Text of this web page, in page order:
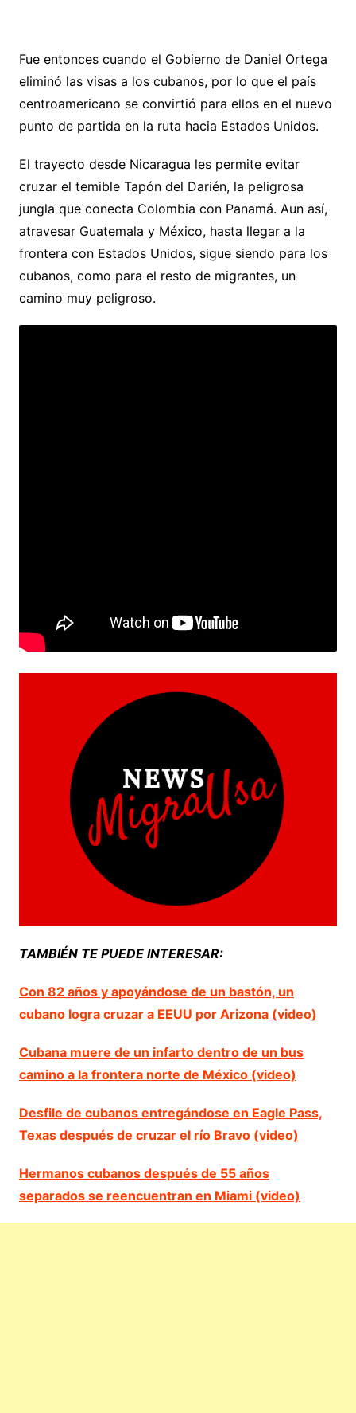
Fue entonces cuando el Gobierno de Daniel Ortega
eliminó las visas a los cubanos, por lo que el país
centroamericano se convirtió para ellos en el nuevo
punto de partida en la ruta hacia Estados Unidos.
El trayecto desde Nicaragua les permite evitar
cruzar el temible Tapón del Darién, la peligrosa
jungla que conecta Colombia con Panamá. Aun así,
atravesar Guatemala y México, hasta llegar a la
frontera con Estados Unidos, sigue siendo para los
cubanos, como para el resto de migrantes, un
camino muy peligroso.
TAMBIÉN TE PUEDE INTERESAR:
Con 82 años y apoyándose de un bastón, un
cubano logra cruzar a EEUU por Arizona (video)
Cubana muere de un infarto dentro de un bus
camino a la frontera norte de México (video)
Desfile de cubanos entregándose en Eagle Pass,
Texas después de cruzar el río Bravo (video)
Hermanos cubanos después de 55 años
separados se reencuentran en Miami (video)